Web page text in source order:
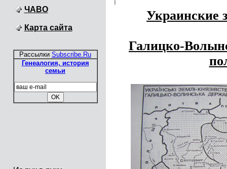
ЧАВО
Карта сайта
Рассылки Subscribe.Ru
Генеалогия, история
семьи
Украинские
Галицко-